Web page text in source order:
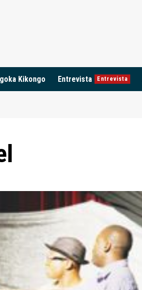
Kikongo Entrevista Entrevista